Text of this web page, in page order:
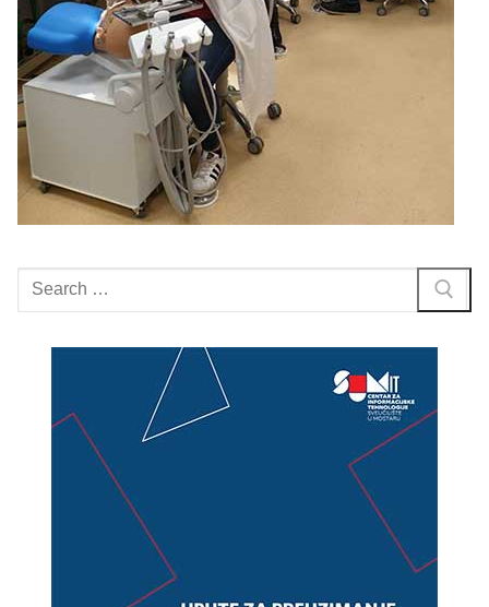
Search
for: